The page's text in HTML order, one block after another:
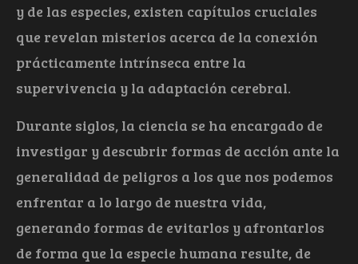
y de las especies, existen capítulos cruciales
que revelan misterios acerca de la conexión
prácticamente intrínseca entre la
supervivencia y la adaptación cerebral.
Durante siglos, la ciencia se ha encargado de
investigar y descubrir formas de acción ante la
generalidad de peligros a los que nos podemos
enfrentar a lo largo de nuestra vida,
generando formas de evitarlos y afrontarlos
de forma que la especie humana resulte, de